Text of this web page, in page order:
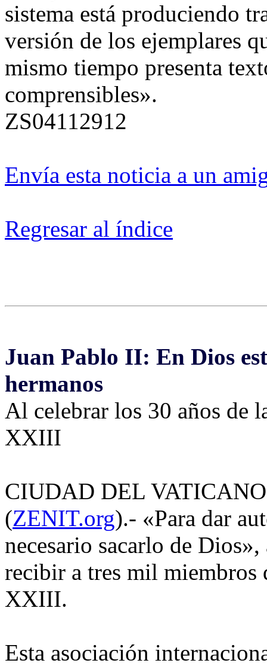
sistema está produciendo
versión de los ejemplares
mismo tiempo presenta
comprensibles».
ZS04112912
Envía esta noticia a un
Regresar al índice
Juan Pablo II: En Dios
hermanos
Al celebrar los 30 años de
XXIII
CIUDAD DEL
(ZENIT.org).- «Para dar
necesario sacarlo de
recibir a tres mil miembros
XXIII.
Esta asociación